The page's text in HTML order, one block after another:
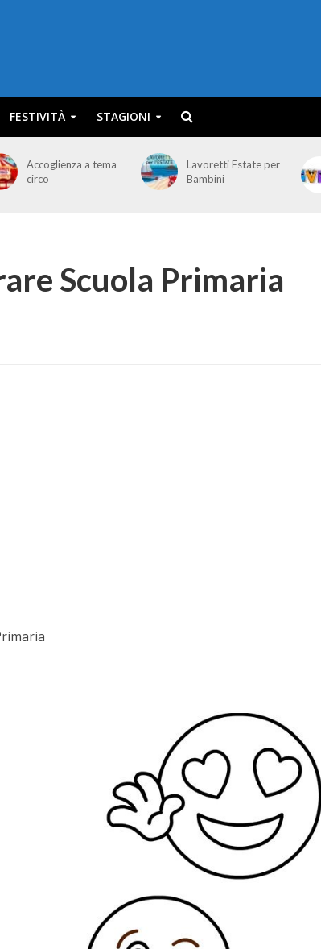
FESTIVITÀ STAGIONI
Accoglienza a tema
circo
Lavoretti Estate per
Bambini
Scuola Primaria